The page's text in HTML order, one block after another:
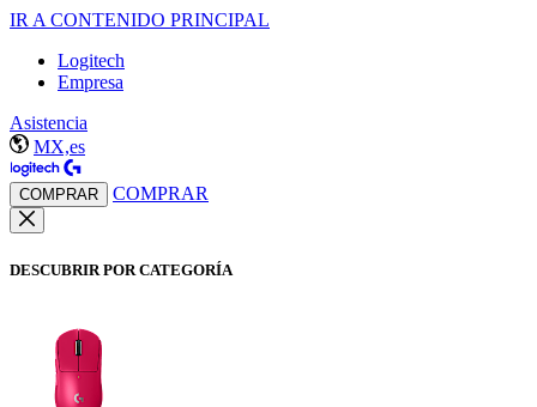
IR A CONTENIDO PRINCIPAL
Logitech
Empresa
Asistencia
MX,es
COMPRAR COMPRAR
DESCUBRIR POR CATEGORÍA